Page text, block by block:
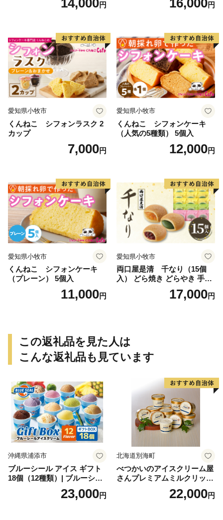
円 円
愛知県小牧市
くんねこ シフォンラスク 2
カップ
7,000円
愛知県小牧市
くんねこ シフォンケーキ
（人気の5種類） 5個入
12,000円
愛知県小牧市
くんねこ シフォンケーキ
（プレーン） 5個入
11,000円
愛知県小牧市
両口屋是清 千なり（15個
入） どら焼き どらやき 手土
産 お土産 土産 丹波大納言小
豆 抹茶 林檎 りんご 慶事 お
17,000円
この返礼品を見た人は
こんな返礼品も見ています
沖縄県浦添市
ブルーシール アイス ギフト
18個（12種類）| ブルーシー
ルアイス ブルーシールアイ
スクリーム 着日指定可能 送
23,000円
北海道別海町
べつかいのアイスクリーム屋
さんプレミアムミルクリッチ
12個（AP-01）（ 北海道アイ
ス 北海道産アイス アイス ア
22,000円